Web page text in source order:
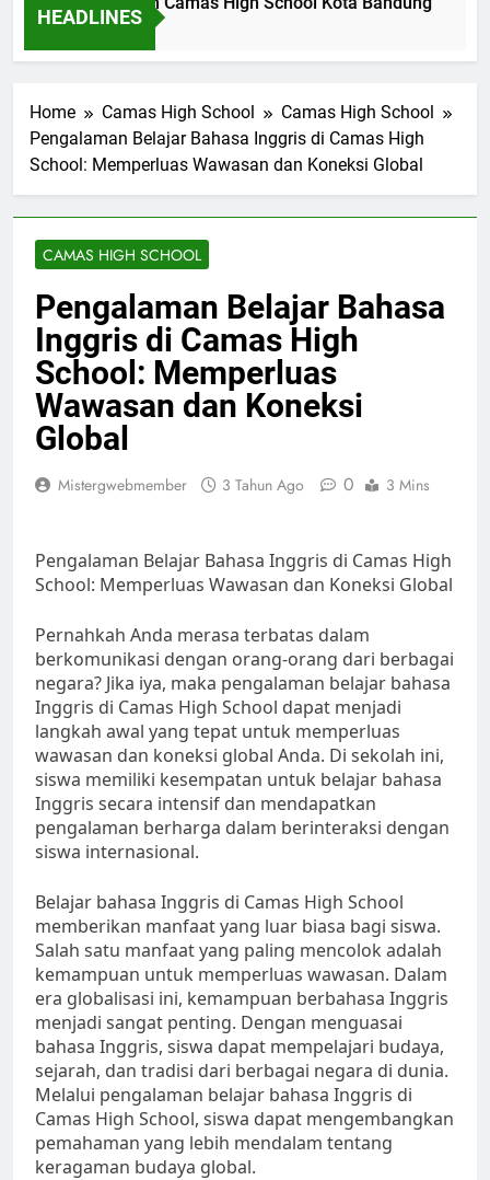
HEADLINES
Home Camas High School
Camas High School
Pengalaman Belajar Bahasa Inggris di Camas High
School: Memperluas Wawasan dan Koneksi Global
CAMAS HIGH SCHOOL
Pengalaman Belajar Bahasa
Inggris di Camas High
School: Memperluas
Wawasan dan Koneksi
Global
Mistergwebmember 3 Tahun Ago 0 3 Mins
Pengalaman Belajar Bahasa Inggris di Camas High
School: Memperluas Wawasan dan Koneksi Global
Pernahkah Anda merasa terbatas dalam
berkomunikasi dengan orang-orang dari berbagai
negara? Jika iya, maka pengalaman belajar bahasa
Inggris di Camas High School dapat menjadi
langkah awal yang tepat untuk memperluas
wawasan dan koneksi global Anda. Di sekolah ini,
siswa memiliki kesempatan untuk belajar bahasa
Inggris secara intensif dan mendapatkan
pengalaman berharga dalam berinteraksi dengan
siswa internasional.
Belajar bahasa Inggris di Camas High School
memberikan manfaat yang luar biasa bagi siswa.
Salah satu manfaat yang paling mencolok adalah
kemampuan untuk memperluas wawasan. Dalam
era globalisasi ini, kemampuan berbahasa Inggris
menjadi sangat penting. Dengan menguasai
bahasa Inggris, siswa dapat mempelajari budaya,
sejarah, dan tradisi dari berbagai negara di dunia.
Melalui pengalaman belajar bahasa Inggris di
Camas High School, siswa dapat mengembangkan
pemahaman yang lebih mendalam tentang
keragaman budaya global.